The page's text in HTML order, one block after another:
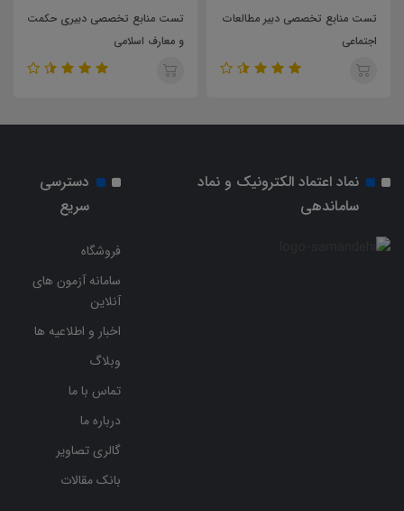
تست منابع تخصصی دبیری حکمت
پایه یازدهم
نماد اعتماد الکترونیک و نماد
ساماندهی
دسترسی
سریع
فروشگاه
سامانه آزمون های
آنلاین
اخبار و اطلاعیه ها
وبلاگ
تماس با ما
درباره ما
گالری تصاویر
بانک مقالات